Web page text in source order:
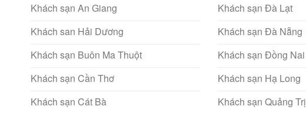
Khách sạn An Giang
Khách san Hải Dương
Khách sạn Buôn Ma Thuột
Khách sạn Cần Thơ
Khách sạn Cát Bà
Khách sạn Đà Lạt
Khách sạn Đà Nẵng
Khách sạn Đồng Nai
Khách sạn Hạ Long
Khách sạn Quảng Trị